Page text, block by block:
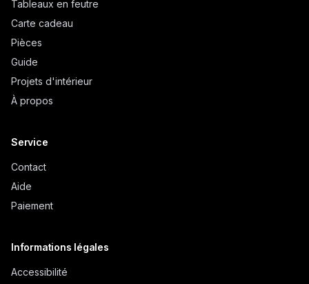
Tableaux en feutre
Carte cadeau
Pièces
Guide
Projets d'intérieur
À propos
Service
Contact
Aide
Paiement
Informations légales
Accessibilité